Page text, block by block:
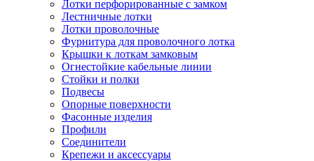
Лотки перфорированные с замком
Лестничные лотки
Лотки проволочные
Фурнитура для проволочного лотка
Крышки к лоткам замковым
Огнестойкие кабельные линии
Стойки и полки
Подвесы
Опорные поверхности
Фасонные изделия
Профили
Соединители
Крепежи и аксессуары